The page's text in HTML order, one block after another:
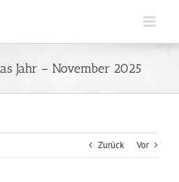
Jahr – November 2025
Zurück Vor